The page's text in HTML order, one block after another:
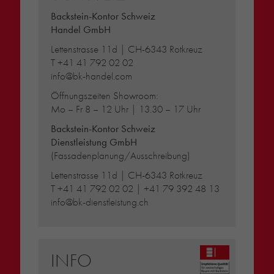
Backstein-Kontor Schweiz
Handel GmbH
Lettenstrasse 11d | CH-6343 Rotkreuz
T+41 41 792 02 02
info@bk-handel.com
Öffnungszeiten Showroom:
Mo – Fr 8 – 12 Uhr | 13.30 – 17 Uhr
Backstein-Kontor Schweiz
Dienstleistung GmbH
(Fassadenplanung/Ausschreibung)
Lettenstrasse 11d | CH-6343 Rotkreuz
T+41 41 792 02 02 |+41 79 392 48 13
info@bk-dienstleistung.ch
INFO